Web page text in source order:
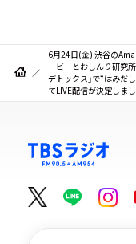
6月24日(金) 渋谷の
ービーとおしんり研究
デトックス」で“はみだ
てLIVE配信が決定しまし